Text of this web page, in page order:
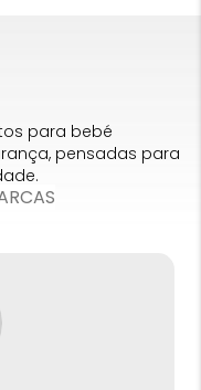
para bebé
pensadas para